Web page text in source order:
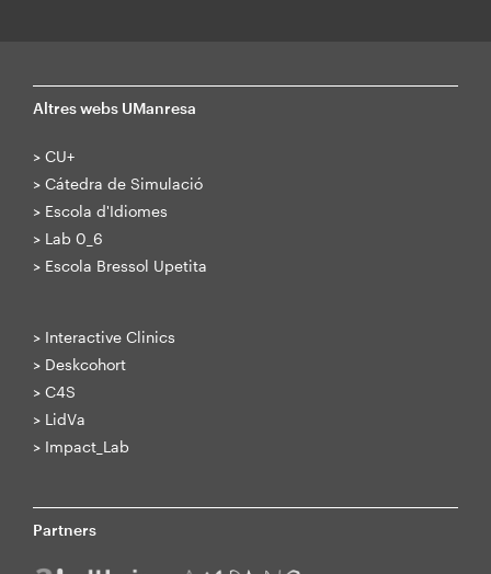
Altres webs UManresa
> CU+
> Cátedra de Simulació
> Escola d'Idiomes
> Lab 0_6
> Escola Bressol Upetita
> Interactive Clinics
> Deskcohort
> C4S
> LidVa
> Impact_Lab
Partners